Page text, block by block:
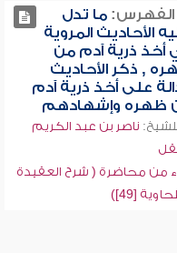
الفهرس:ما تدل
الأحاديث المروية
أخذ ذرية آدم من
, ذكر الأحاديث
على أخذ ذرية آدم
ظهره وإشهادهم
ناصر بن عبد الكريم
من محاضرة ( شرح العقيدة
[49])